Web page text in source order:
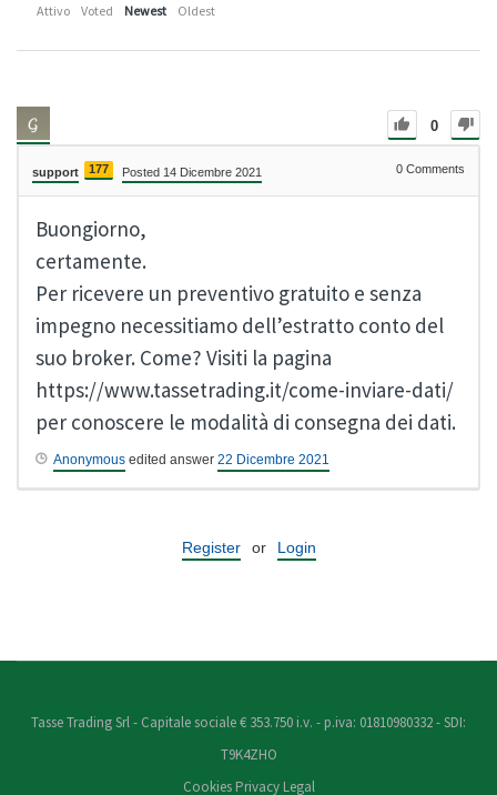
Attivo Voted Newest Oldest
0
support 177 Posted 14 Dicembre 2021 0 Comments
Buongiorno,
certamente.
Per ricevere un preventivo gratuito e senza
impegno necessitiamo dell’estratto conto del
suo broker. Come? Visiti la pagina
https://www.tassetrading.it/come-inviare-dati/
per conoscere le modalità di consegna dei dati.
Anonymous edited answer 22 Dicembre 2021
Register or Login
Tasse Trading Srl - Capitale sociale € 353.750 i.v. - p.iva: 01810980332 - SDI:
T9K4ZHO
Cookies Privacy Legal